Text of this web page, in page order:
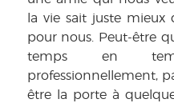
la vie sait juste
pour nous. Peut-être
temps en
professionnellement,
être la porte à